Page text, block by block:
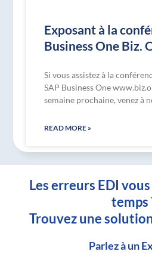
Exposant à la
Business One Biz.
Si vous assistez à la
SAP Business One
semaine prochaine, venez à
READ MORE »
Les erreurs EDI
temps
Trouvez une
Parlez à un